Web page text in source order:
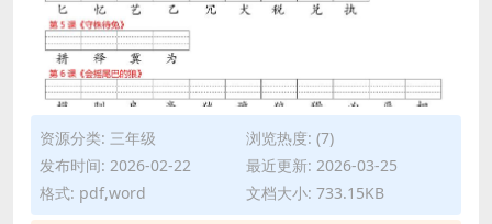
资源分类: 三年级
浏览热度: (7)
发布时间: 2026-02-22
最近更新: 2026-03-25
格式: pdf,word
文档大小: 733.15KB